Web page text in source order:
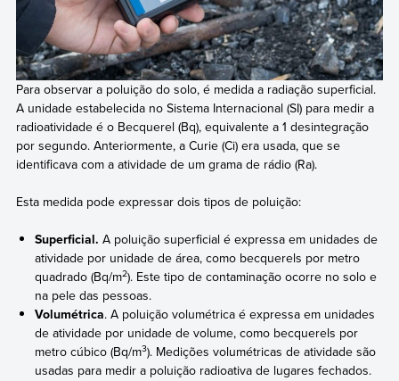
Para observar a poluição do solo, é medida a radiação superficial.
A unidade estabelecida no Sistema Internacional (SI) para medir a
radioatividade é o Becquerel (Bq), equivalente a 1 desintegração
por segundo. Anteriormente, a Curie (Ci) era usada, que se
identificava com a atividade de um grama de rádio (Ra).
Esta medida pode expressar dois tipos de poluição:
Superficial.A poluição superficial é expressa em unidades de
atividade por unidade de área, como becquerels por metro
quadrado (Bq/m2). Este tipo de contaminação ocorre no solo e
na pele das pessoas.
Volumétrica. A poluição volumétrica é expressa em unidades
de atividade por unidade de volume, como becquerels por
metro cúbico (Bq/m3). Medições volumétricas de atividade são
usadas para medir a poluição radioativa de lugares fechados.